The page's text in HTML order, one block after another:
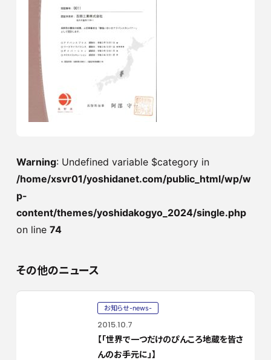
Warning: Undefined variable $category in
/home/xsvr01/yoshidanet.com/public_html/wp/w
p-
content/themes/yoshidakogyo_2024/single.php
on line 74
その他のニュース
お知らせ-news-
2015.10.7
【「世界で一つだけのぴんころ地蔵を皆さ
んのお手元に」】